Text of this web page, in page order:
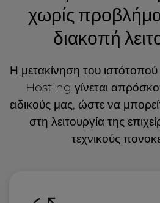
χωρίς
διακοπή
Η μετακίνηση του
Hosting γίνεται
ειδικούς μας, ώστε να
στη λειτουργία της
τεχνικούς